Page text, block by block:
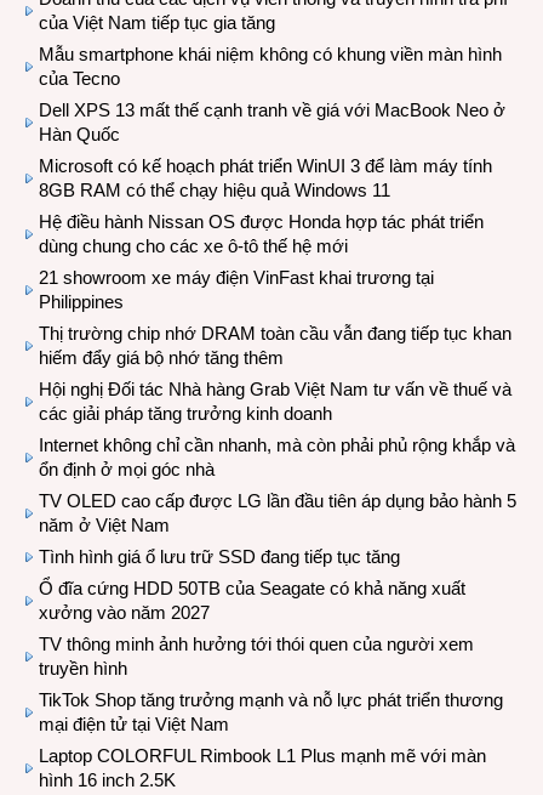
của Việt Nam tiếp tục gia tăng
Mẫu smartphone khái niệm không có khung viền màn hình
của Tecno
Dell XPS 13 mất thế cạnh tranh về giá với MacBook Neo ở
Hàn Quốc
Microsoft có kế hoạch phát triển WinUI 3 để làm máy tính
8GB RAM có thể chạy hiệu quả Windows 11
Hệ điều hành Nissan OS được Honda hợp tác phát triển
dùng chung cho các xe ô-tô thế hệ mới
21 showroom xe máy điện VinFast khai trương tại
Philippines
Thị trường chip nhớ DRAM toàn cầu vẫn đang tiếp tục khan
hiếm đẩy giá bộ nhớ tăng thêm
Hội nghị Đối tác Nhà hàng Grab Việt Nam tư vấn về thuế và
các giải pháp tăng trưởng kinh doanh
Internet không chỉ cần nhanh, mà còn phải phủ rộng khắp và
ổn định ở mọi góc nhà
TV OLED cao cấp được LG lần đầu tiên áp dụng bảo hành 5
năm ở Việt Nam
Tình hình giá ổ lưu trữ SSD đang tiếp tục tăng
Ổ đĩa cứng HDD 50TB của Seagate có khả năng xuất
xưởng vào năm 2027
TV thông minh ảnh hưởng tới thói quen của người xem
truyền hình
TikTok Shop tăng trưởng mạnh và nỗ lực phát triển thương
mại điện tử tại Việt Nam
Laptop COLORFUL Rimbook L1 Plus mạnh mẽ với màn
hình 16 inch 2.5K